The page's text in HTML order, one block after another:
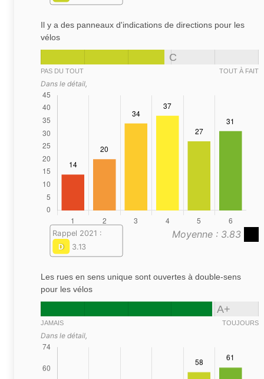
Il y a des panneaux d'indications de directions pour les
vélos
C
PAS DU TOUT TOUT À FAIT
Dans le détail,
Moyenne : 3.83
Rappel 2021 :
D
3.13
Les rues en sens unique sont ouvertes à double-sens
pour les vélos
A+
JAMAIS TOUJOURS
Dans le détail,